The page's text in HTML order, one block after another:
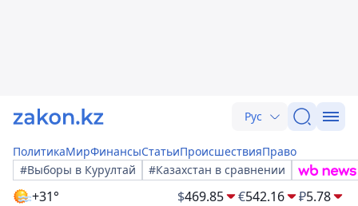
Рус
ПолитикаМирФинансыСтатьиПроисшествияПраво
#Выборы в Курултай
#Казахстан в сравнении
+31° $469.85 €542.16 ₽5.78